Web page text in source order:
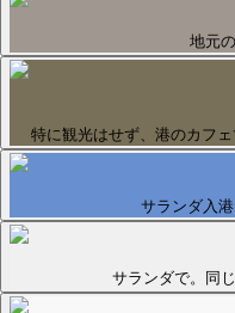
地元
特に観光はせず、港のカフ
サランダ入
サランダで。同